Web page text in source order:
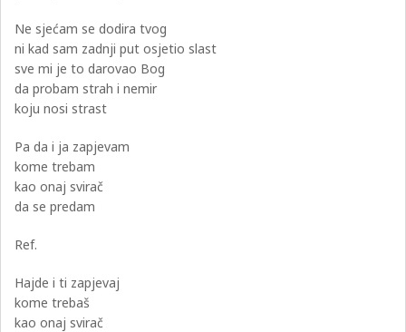
Ne sjećam se dodira tvog
ni kad sam zadnji put osjetio slast
sve mi je to darovao Bog
da probam strah i nemir
koju nosi strast
Pa da i ja zapjevam
kome trebam
kao onaj svirač
da se predam
Ref.
Hajde i ti zapjevaj
kome trebaš
kao onaj svirač